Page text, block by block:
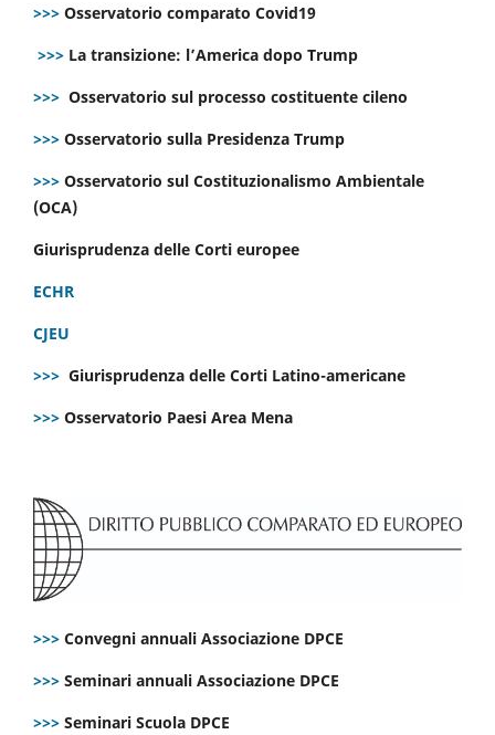
>>> Osservatorio comparato Covid19
>>> La transizione: l’America dopo Trump
>>> Osservatorio sul processo costituente cileno
>>> Osservatorio sulla Presidenza Trump
>>> Osservatorio sul Costituzionalismo Ambientale
(OCA)
Giurisprudenza delle Corti europee
ECHR
CJEU
>>> Giurisprudenza delle Corti Latino-americane
>>> Osservatorio Paesi Area Mena
>>> Convegni annuali Associazione DPCE
>>> Seminari annuali Associazione DPCE
>>> Seminari Scuola DPCE